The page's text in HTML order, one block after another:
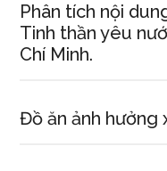
Phân tích nội
Tinh thần yêu
Chí Minh.
Đồ ăn ảnh hưởng